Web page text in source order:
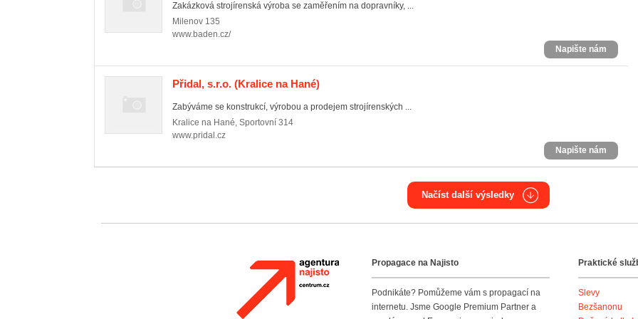
Zakázková strojírenská výroba se zaměřením na dopravníky, ...
Milenov 135
www.baden.cz/
Napište nám
Přidal, s.r.o. (Kralice na Hané)
Zabýváme se konstrukcí, výrobou a prodejem strojírenských ...
Kralice na Hané, Sportovní 314
www.pridal.cz
Napište nám
Načíst další výsledky
Agentura NajistoPropagace na Najisto
Podnikáte? Pomůžeme vám s propagací na
internetu. Jsme Google Premium Partner a
Praktické
Slevy
Bezšanonu